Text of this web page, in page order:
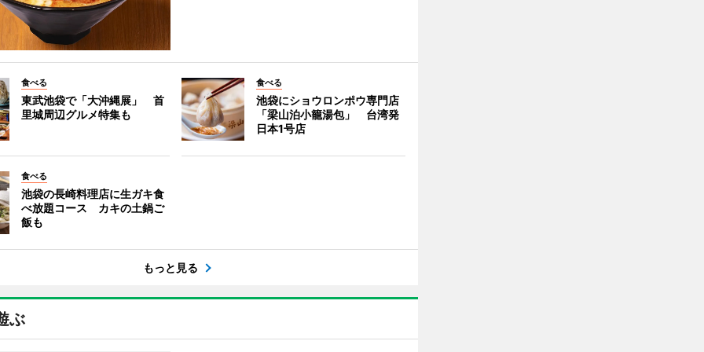
食べる
東武池袋で「大沖縄展」 首
里城周辺グルメ特集も
食べる
池袋にショウロンポウ専門店
「梁山泊小籠湯包」 台湾発
日本1号店
食べる
池袋の長崎料理店に生ガキ食
べ放題コース カキの土鍋ご
飯も
もっと見る
ぶ